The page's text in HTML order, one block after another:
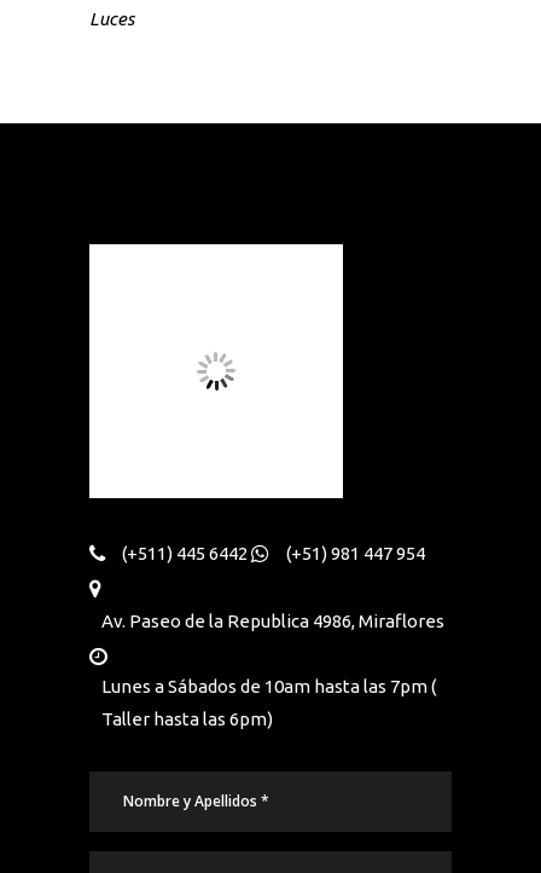
Luces
(+511) 445 6442 (+51) 981 447 954
Av. Paseo de la Republica 4986, Miraflores
Lunes a Sábados de 10am hasta las 7pm (
Taller hasta las 6pm)